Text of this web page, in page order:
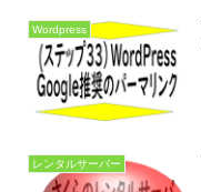
Wordpress
レンタルサーバー